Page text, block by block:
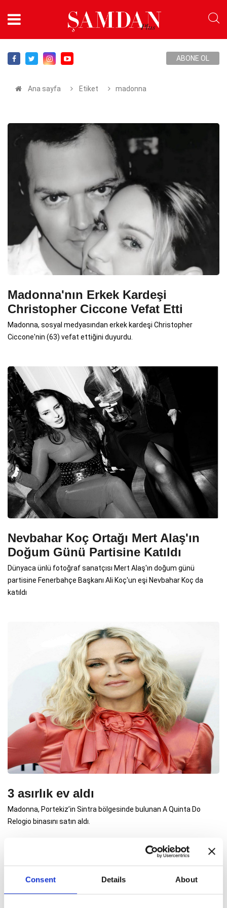
Consent Details About
ABONE OL
Ana sayfa Etiket madonna
Madonna'nın Erkek Kardeşi
Christopher Ciccone Vefat Etti
Madonna, sosyal medyasından erkek kardeşi Christopher
Ciccone'nin (63) vefat ettiğini duyurdu.
Nevbahar Koç Ortağı Mert Alaş'ın
Doğum Günü Partisine Katıldı
Dünyaca ünlü fotoğraf sanatçısı Mert Alaş'ın doğum günü
partisine Fenerbahçe Başkanı Ali Koç'un eşi Nevbahar Koç da
katıldı
3 asırlık ev aldı
Madonna, Portekiz’in Sintra bölgesinde bulunan A Quinta Do
Relogio binasını satın aldı.